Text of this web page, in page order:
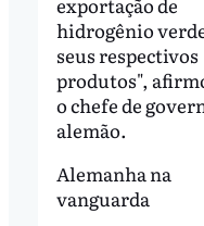
hidrogênio
seus respectivos
produtos",
o chefe de
alemão.
Alemanha na
vanguarda